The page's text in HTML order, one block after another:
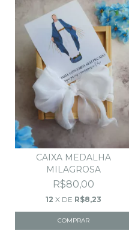
CAIXA MEDALHA
MILAGROSA
R$80,00
12 X DE R$8,23